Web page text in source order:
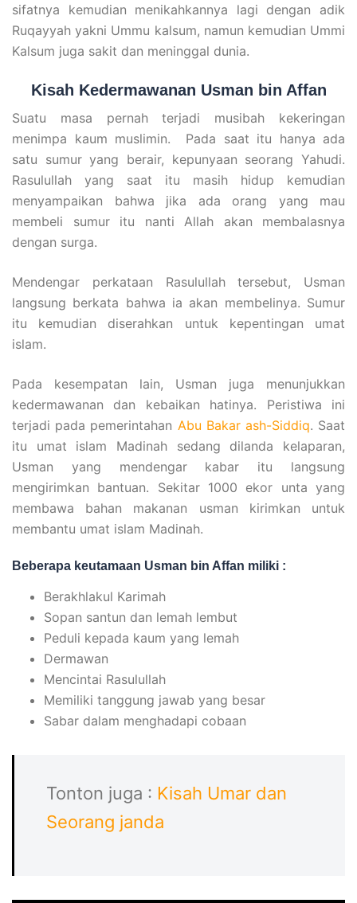
sifatnya kemudian menikahkannya lagi dengan adik
Ruqayyah yakni Ummu kalsum, namun kemudian Ummi
Kalsum juga sakit dan meninggal dunia.
Kisah Kedermawanan Usman bin Affan
Suatu masa pernah terjadi musibah kekeringan
menimpa kaum muslimin. Pada saat itu hanya ada
satu sumur yang berair, kepunyaan seorang Yahudi.
Rasulullah yang saat itu masih hidup kemudian
menyampaikan bahwa jika ada orang yang mau
membeli sumur itu nanti Allah akan membalasnya
dengan surga.
Mendengar perkataan Rasulullah tersebut, Usman
langsung berkata bahwa ia akan membelinya. Sumur
itu kemudian diserahkan untuk kepentingan umat
islam.
Pada kesempatan lain, Usman juga menunjukkan
kedermawanan dan kebaikan hatinya. Peristiwa ini
terjadi pada pemerintahan Abu Bakar ash-Siddiq. Saat
itu umat islam Madinah sedang dilanda kelaparan,
Usman yang mendengar kabar itu langsung
mengirimkan bantuan. Sekitar 1000 ekor unta yang
membawa bahan makanan usman kirimkan untuk
membantu umat islam Madinah.
Beberapa keutamaan Usman bin Affan miliki :
Berakhlakul Karimah
Sopan santun dan lemah lembut
Peduli kepada kaum yang lemah
Dermawan
Mencintai Rasulullah
Memiliki tanggung jawab yang besar
Sabar dalam menghadapi cobaan
Tonton juga : Kisah Umar dan
Seorang janda